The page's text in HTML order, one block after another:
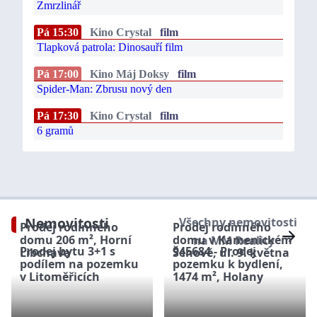
Zmrzlinář
Pá 15:30 Kino Crystal
film
Tlapková patrola: Dinosauří film
Pá 17:00 Kino Máj Doksy
film
Spider-Man: Zbrusu nový den
Pá 17:30 Kino Crystal
film
6 gramů
Nemovitosti
Všechny nemovitosti
na MM Reality
Prodej rodinného
domu 206 m², Horní
Libchava
Prodej rodinného
domu v Kamenickém
Šenově, ul. 9. května
Prodej bytu 3+1 s
podílem na pozemku
v Litoměřicích
945684 - Prodej
pozemku k bydlení,
1474 m², Holany